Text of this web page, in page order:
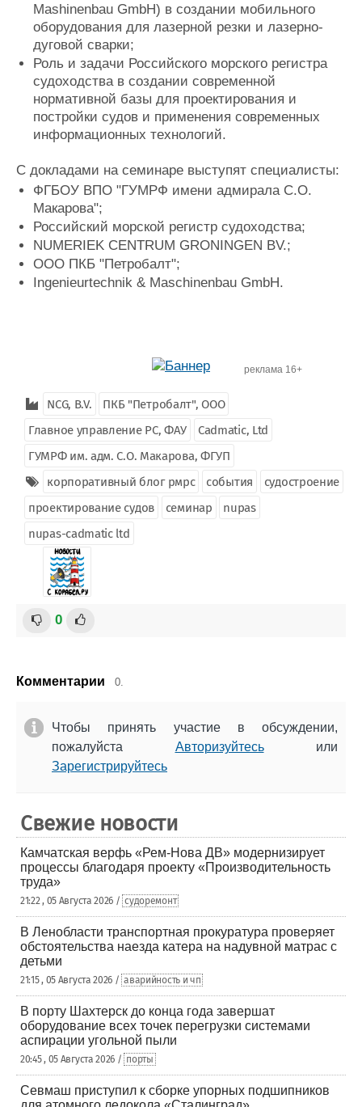
Mashinenbau GmbH) в создании мобильного
оборудования для лазерной резки и лазерно-
дуговой сварки;
Роль и задачи Российского морского регистра
судоходства в создании современной
нормативной базы для проектирования и
постройки судов и применения современных
информационных технологий.
С докладами на семинаре выступят специалисты:
ФГБОУ ВПО "ГУМРФ имени адмирала С.О.
Макарова";
Российский морской регистр судоходства;
NUMERIEK CENTRUM GRONINGEN BV.;
ООО ПКБ "Петробалт";
Ingenieurtechnik & Maschinenbau GmbH.
реклама 16+
NCG, B.V.
ПКБ "Петробалт", ООО
Главное управление РС, ФАУ
Cadmatic, Ltd
ГУМРФ им. адм. С.О. Макарова, ФГУП
корпоративный блог рмрс
события
судостроение
проектирование судов
семинар
nupas
nupas-cadmatic ltd
0
Комментарии 0.
Чтобы принять участие в обсуждении,
пожалуйста Авторизуйтесьили
Зарегистрируйтесь
Свежие новости
Камчатская верфь «Рем-Нова ДВ» модернизирует
процессы благодаря проекту «Производительность
труда»
21:22 , 05 Августа 2026 / судоремонт
В Ленобласти транспортная прокуратура проверяет
обстоятельства наезда катера на надувной матрас с
детьми
21:15 , 05 Августа 2026 / аварийность и чп
В порту Шахтерск до конца года завершат
оборудование всех точек перегрузки системами
аспирации угольной пыли
20:45 , 05 Августа 2026 / порты
Севмаш приступил к сборке упорных подшипников